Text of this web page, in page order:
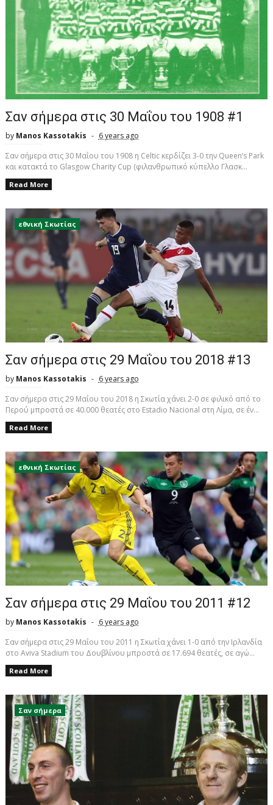
Σαν σήμερα στις 30 Μαΐου του 1908 #1
by Manos Kassotakis
6 years ago
Σαν σήμερα στις 30 Μαΐου του 1908 η Celtic κερδίζει 3-0 την Queen’s Park
και κατακτά το Glasgow Charity Cup (φιλανθρωπικό κύπελλο Γλασκ...
Read More
εθνική Σκωτίας
Σαν σήμερα στις 29 Μαΐου του 2018 #13
by Manos Kassotakis
6 years ago
Σαν σήμερα στις 29 Μαΐου του 2018 η Σκωτία χάνει 2-0 σε φιλικό από το
Περού μπροστά σε 40.000 θεατές στο Estadio Nacional στη Λίμα, σε έν...
Read More
εθνική Σκωτίας
Σαν σήμερα στις 29 Μαΐου του 2011 #12
by Manos Kassotakis
6 years ago
Σαν σήμερα στις 29 Μαΐου του 2011 η Σκωτία χάνει 1-0 από την Ιρλανδία
στο Aviva Stadium του Δουβλίνου μπροστά σε 17.694 θεατές, σε αγώ...
Read More
Σαν σήμερα